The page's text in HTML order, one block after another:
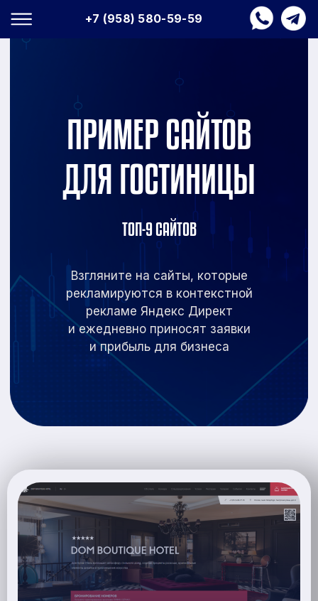
+7 (958) 580-59-59
ПРИМЕР САЙТОВ
ДЛЯ ГОСТИНИЦЫ
ТОП-9 САЙТОВ
Взгляните на сайты, которые
рекламируются в контекстной
рекламе Яндекс Директ
и ежедневно приносят заявки
и прибыль для бизнеса